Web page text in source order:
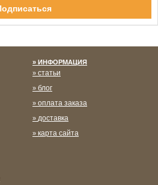
ИНФОРМАЦИЯ
статьи
блог
оплата заказа
доставка
карта сайта